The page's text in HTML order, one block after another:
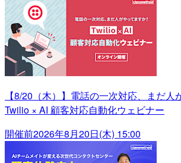
【8/20（木）】電話の一次対応、まだ人
Twilio × AI 顧客対応自動化ウェビナー
開催前2026年8月20日(木) 15:00